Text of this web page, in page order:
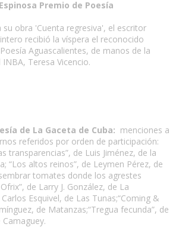
Premio de Poesía
su obra 'Cuenta regresiva', el escritor
recibió la víspera el reconocido
Aguascalientes, de manos de la
Teresa Vicencio.
de La Gaceta de Cuba: menciones a
referidos por orden de participación:
transparencias”, de Luis Jiménez, de la
“Los altos reinos”, de Leymen Pérez, de
tomates donde los agrestes
de Larry J. González, de La
Carlos Esquivel, de Las Tunas;“Coming &
de Matanzas;“Tregua fecunda”, de